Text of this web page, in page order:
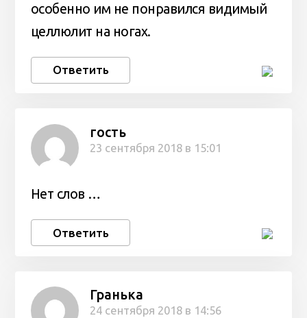
особенно им не понравился видимый
целлюлит на ногах.
Ответить
гость
23 сентября 2018 в 15:01
Нет слов …
Ответить
Гранька
24 сентября 2018 в 14:56